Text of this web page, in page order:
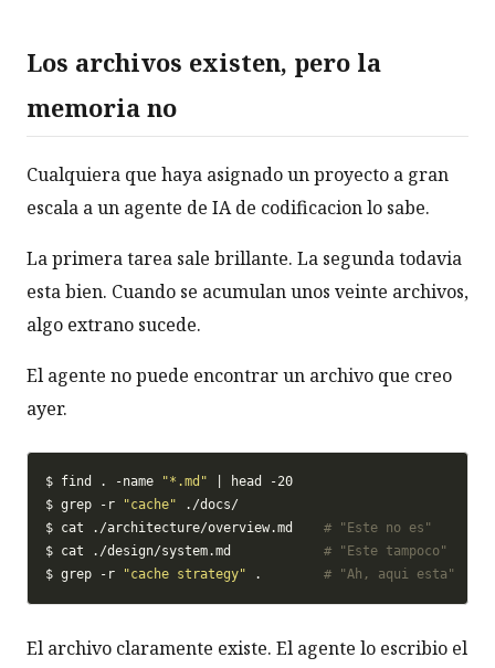
Los archivos existen, pero la
memoria no
Cualquiera que haya asignado un proyecto a gran
escala a un agente de IA de codificacion lo sabe.
La primera tarea sale brillante. La segunda todavia
esta bien. Cuando se acumulan unos veinte archivos,
algo extrano sucede.
El agente no puede encontrar un archivo que creo
ayer.
$ find . -name "*.md"
$ grep -r
"cache"
$ cat ./architecture/overview.md # "Este no es"
$ cat ./design/system.md # "Este tampoco"
$ grep -r
"cache strategy" . # "Ah, aqui esta"
El archivo claramente existe. El agente lo escribio el